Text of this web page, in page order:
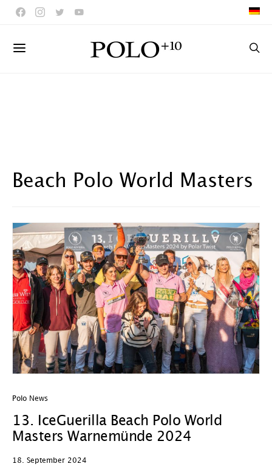
Beach Polo World Masters
Polo News
13. IceGuerilla Beach Polo World
Masters Warnemünde 2024
18. September 2024